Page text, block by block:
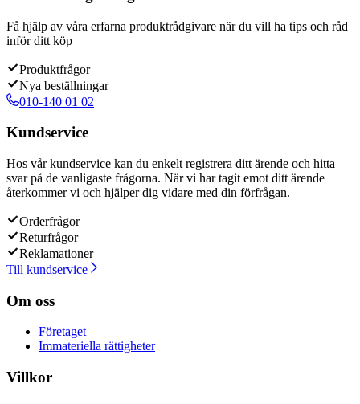
Få hjälp av våra erfarna produktrådgivare när du vill ha tips och råd
inför ditt köp
Produktfrågor
Nya beställningar
010-140 01 02
Kundservice
Hos vår kundservice kan du enkelt registrera ditt ärende och hitta
svar på de vanligaste frågorna. När vi har tagit emot ditt ärende
återkommer vi och hjälper dig vidare med din förfrågan.
Orderfrågor
Returfrågor
Reklamationer
Till kundservice
Om oss
Företaget
Immateriella rättigheter
Villkor